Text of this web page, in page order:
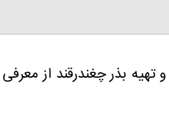
بذر چغندرقند از معرفی